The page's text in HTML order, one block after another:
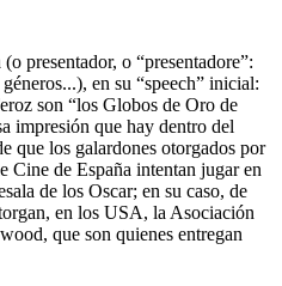
presentador, o “presentadore”:
en su “speech” inicial:
son “los Globos de Oro de
impresión que hay dentro del
que los galardones otorgados por
Cine de España intentan jugar en
de los Oscar; en su caso, de
en los USA, la Asociación
que son quienes entregan